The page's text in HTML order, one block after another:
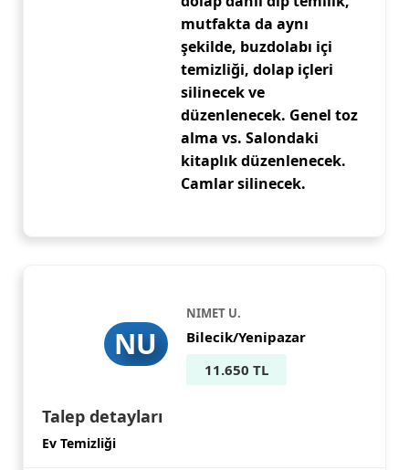
mutfakta da aynı
şekilde, buzdolabı içi
temizliği, dolap içleri
silinecek ve
düzenlenecek. Genel toz
alma vs. Salondaki
kitaplık düzenlenecek.
Camlar silinecek.
NU
NIMET U.
Bilecik/Yenipazar
11.650 TL
Talep detayları
Ev Temizliği